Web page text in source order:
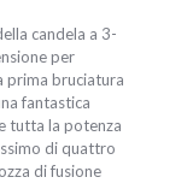
candela a 3-
per
prima bruciatura
fantastica
tutta la potenza
di quattro
di fusione